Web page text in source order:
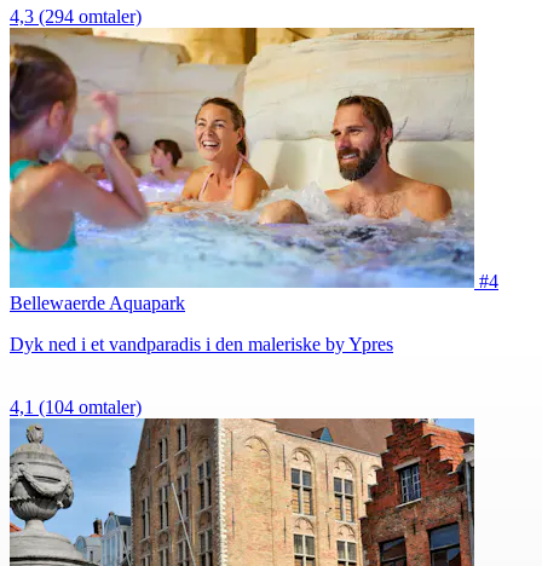
4,3 (294 omtaler)
#4
Bellewaerde Aquapark
Dyk ned i et vandparadis i den maleriske by Ypres
4,1 (104 omtaler)